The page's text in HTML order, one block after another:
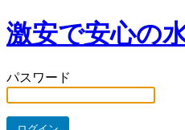
激安で安心の
パスワード